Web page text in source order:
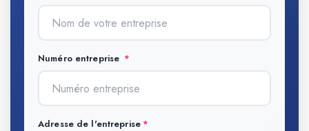
Numéro entreprise
Adresse de l'entreprise